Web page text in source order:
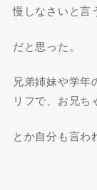
慢しなさいと言
だと思った。
兄弟姉妹や学年
リフで、お兄ち
とか自分も言わ